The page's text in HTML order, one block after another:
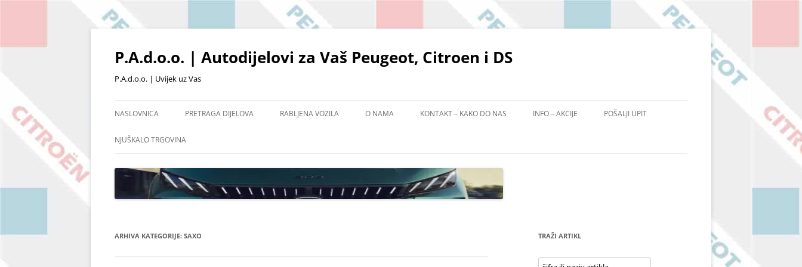
Skoči
P.A.d.o.o. | Autodijelovi za Vaš Peugeot, Citroen i DS
P.A.d.o.o. | Uvijek uz Vas
NASLOVNICA PRETRAGA DIJELOVA
OSTALI DIJELOVI I OPREMA
RABLJENA VOZILA O NAMA KONTAKT – KAKO DO NAS INFO – AKCIJE POŠALJI UPIT
NJUŠKALO TRGOVINA
ARHIVA KATEGORIJE: SAXO TRAŽI ARTIKL